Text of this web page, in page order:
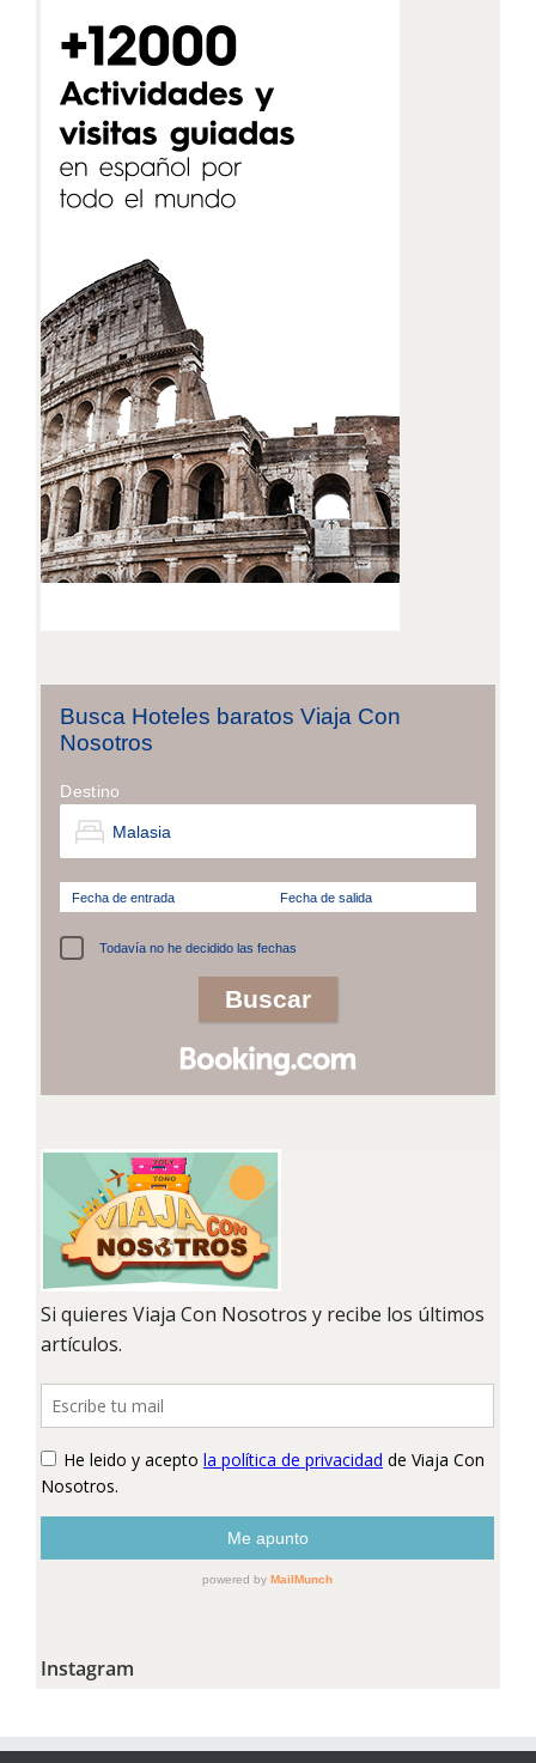
Busca Hoteles baratos Viaja Con
Nosotros
Destino
Fecha de entrada Fecha de salida
Todavía no he decidido las fechas
Instagram